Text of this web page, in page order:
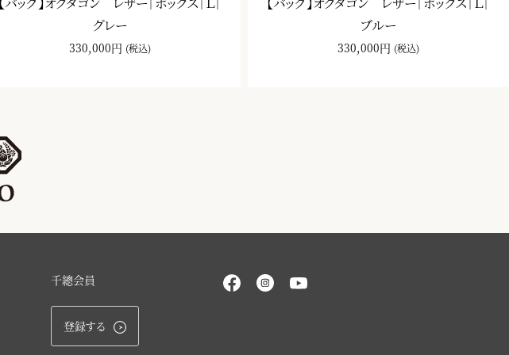
グレー
330,000円 (税込)
ブルー
330,000円 (税込)
千總会員
登録する